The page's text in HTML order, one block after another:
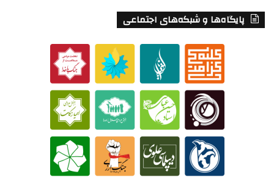
پایگاه‌ها و شبکه‌های اجتماعی